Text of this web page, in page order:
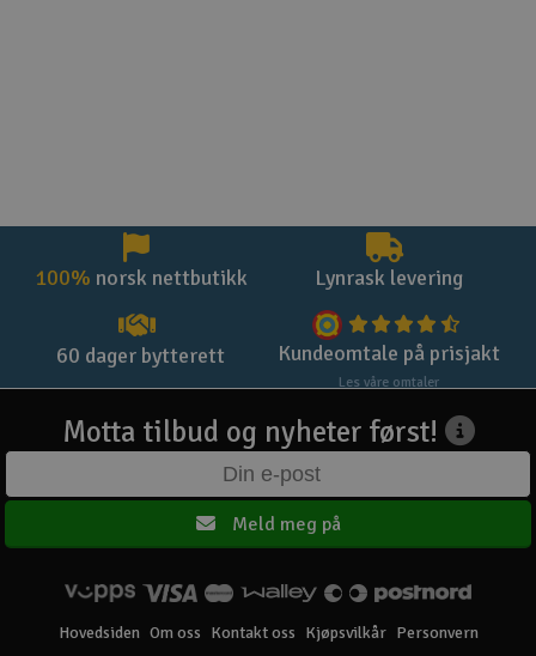
100% norsk nettbutikk Lynrask levering
60 dager bytterett Kundeomtale på prisjakt
Les våre omtaler
Motta tilbud og nyheter først!
Meld meg på
Hovedsiden Om oss Kontakt oss Kjøpsvilkår Personvern